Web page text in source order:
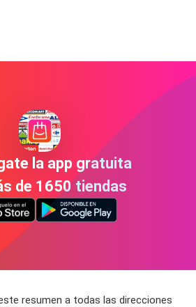
la app gratuita
de 1650 tiendas
resumen a todas las direcciones